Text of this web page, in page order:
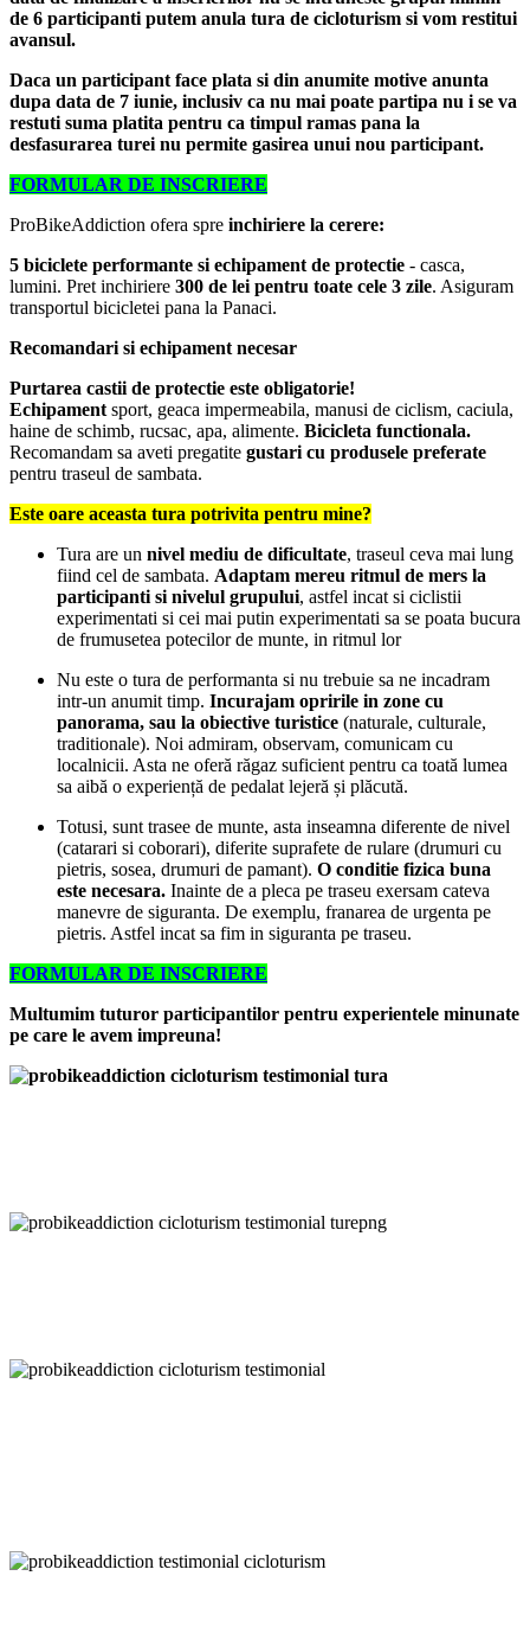
de 6 participanti putem anula tura de cicloturism si vom restitui
avansul.
Daca un participant face plata si din anumite motive anunta
dupa data de 7 iunie, inclusiv ca nu mai poate partipa nu i se va
restuti suma platita pentru ca timpul ramas pana la
desfasurarea turei nu permite gasirea unui nou participant.
FORMULAR DE INSCRIERE
ProBikeAddiction ofera spre inchiriere la cerere:
5 biciclete performante si echipament de protectie - casca,
lumini. Pret inchiriere 300 de lei pentru toate cele 3 zile. Asiguram
transportul bicicletei pana la Panaci.
Recomandari si echipament necesar
Purtarea castii de protectie este obligatorie!
Echipament sport, geaca impermeabila, manusi de ciclism, caciula,
haine de schimb, rucsac, apa, alimente. Bicicleta functionala.
Recomandam sa aveti pregatite gustari cu produsele preferate
pentru traseul de sambata.
Este oare aceasta tura potrivita pentru mine?
Tura are un nivel mediu de dificultate, traseul ceva mai lung
fiind cel de sambata. Adaptam mereu ritmul de mers la
participanti si nivelul grupului, astfel incat si ciclistii
experimentati si cei mai putin experimentati sa se poata bucura
de frumusetea potecilor de munte, in ritmul lor
Nu este o tura de performanta si nu trebuie sa ne incadram
intr-un anumit timp. Incurajam opririle in zone cu
panorama, sau la obiective turistice (naturale, culturale,
traditionale). Noi admiram, observam, comunicam cu
localnicii. Asta ne oferă răgaz suficient pentru ca toată lumea
sa aibă o experiență de pedalat lejeră și plăcută.
Totusi, sunt trasee de munte, asta inseamna diferente de nivel
(catarari si coborari), diferite suprafete de rulare (drumuri cu
pietris, sosea, drumuri de pamant). O conditie fizica buna
este necesara. Inainte de a pleca pe traseu exersam cateva
manevre de siguranta. De exemplu, franarea de urgenta pe
pietris. Astfel incat sa fim in siguranta pe traseu.
FORMULAR DE INSCRIERE
Multumim tuturor participantilor pentru experientele minunate
pe care le avem impreuna!